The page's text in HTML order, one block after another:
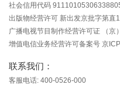
社会信用代码
出版物经营许可 新出发京批字第直
广播电视节目制作经营许可证 （京
增值电信业务经营许可备案号 京
联系我们：
客服电话: 400-0526-000